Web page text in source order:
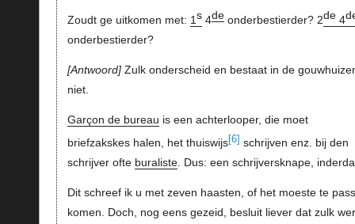
Zoudt ge uitkomen met: 1s4deonderbestierder? 2de4
onderbestierder?
Antwoord Zulk onderscheid en bestaat in de
niet.
Garçon de bureau is een achterlooper, die moet
briefzakskes halen, het thuiswijs[6] schrijven enz. bij den
schrijver ofte buraliste. Dus: een schrijversknape,
Dit schreef ik u met zeven haasten, of het moeste te
komen. Doch, nog eens gezeid, besluit liever dat zulk